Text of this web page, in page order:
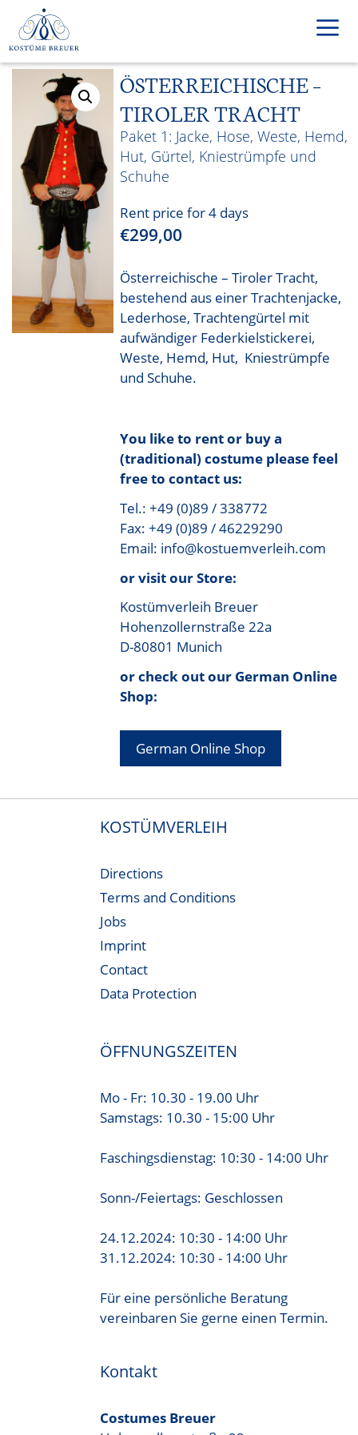
content
ÖSTERREICHISCHE –
TIROLER TRACHT
Jacke, Hose, Weste, Hemd,
Hut, Gürtel, Kniestrümpfe und
Schuhe
Rent price for 4 days
€299,00
Österreichische – Tiroler Tracht,
bestehend aus einer Trachtenjacke,
Lederhose, Trachtengürtel mit
aufwändiger Federkielstickerei,
Weste, Hemd, Hut, Kniestrümpfe
und Schuhe.
You like to rent or buy a
(traditional) costume please feel
free to contact us:
Tel.: +49 (0)89 / 338772
Fax: +49 (0)89 / 46229290
Email: info@kostuemverleih.com
or visit our Store:
Kostümverleih Breuer
Hohenzollernstraße 22a
D-80801 Munich
or check out our German Online
Shop:
German Online Shop
KOSTÜMVERLEIH
Directions
Terms and Conditions
Jobs
Imprint
Contact
Data Protection
ÖFFNUNGSZEITEN
Mo - Fr: 10.30 - 19.00 Uhr
Samstags: 10.30 - 15:00 Uhr
Faschingsdienstag: 10:30 - 14:00 Uhr
Sonn-/Feiertags: Geschlossen
24.12.2024: 10:30 - 14:00 Uhr
31.12.2024: 10:30 - 14:00 Uhr
Für eine persönliche Beratung
vereinbaren Sie gerne einen Termin.
Kontakt
Costumes Breuer